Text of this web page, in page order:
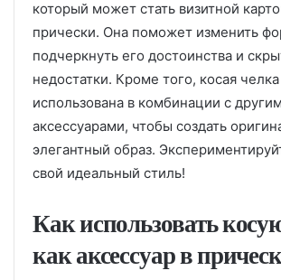
который может стать визитной
прически. Она поможет изменить
подчеркнуть его достоинства и
недостатки. Кроме того, косая
использована в комбинации с
аксессуарами, чтобы создать
элегантный образ.
свой идеальный стиль!
Как использовать
как аксессуар в